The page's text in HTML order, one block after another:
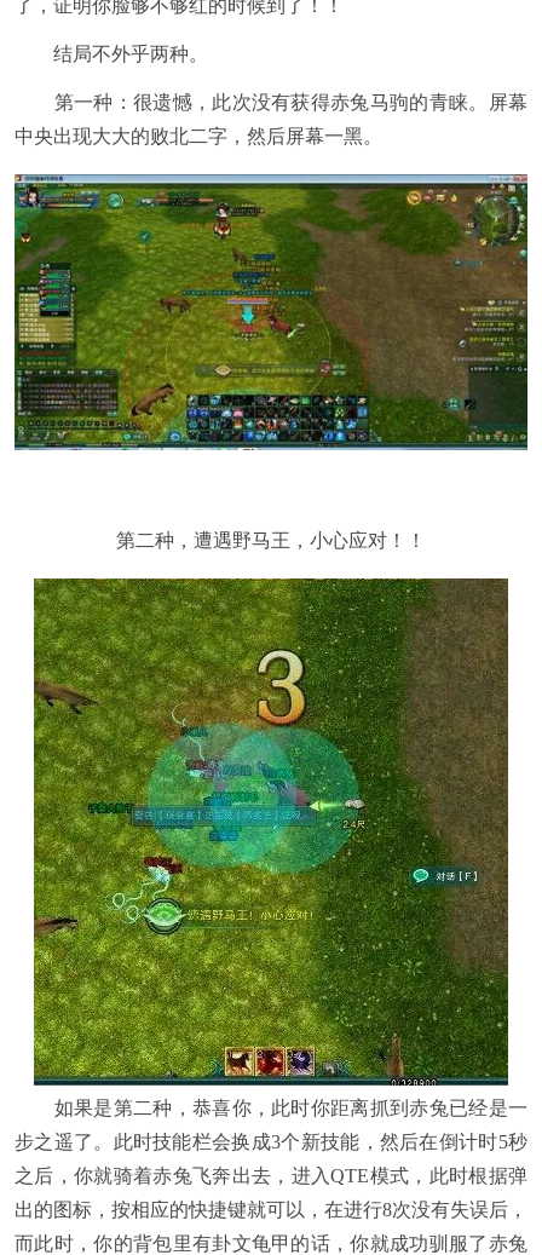
了，证明你脸够不够红的时候到了！！
结局不外乎两种。
第一种：很遗憾，此次没有获得赤兔马驹的青睐。屏幕
中央出现大大的败北二字，然后屏幕一黑。
第二种，遭遇野马王，小心应对！！
如果是第二种，恭喜你，此时你距离抓到赤兔已经是一
步之遥了。此时技能栏会换成3个新技能，然后在倒计时5秒
之后，你就骑着赤兔飞奔出去，进入QTE模式，此时根据弹
出的图标，按相应的快捷键就可以，在进行8次没有失误后，
而此时，你的背包里有卦文龟甲的话，你就成功驯服了赤兔